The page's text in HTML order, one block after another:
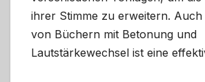
ihrer Stimme zu erweitern. Auch
von Büchern mit Betonung und
Lautstärkewechsel ist eine